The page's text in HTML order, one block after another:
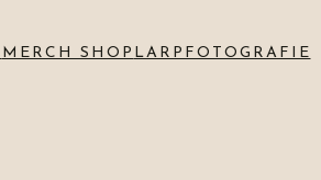
MERCH SHOP LARPFOTOGRAFIE